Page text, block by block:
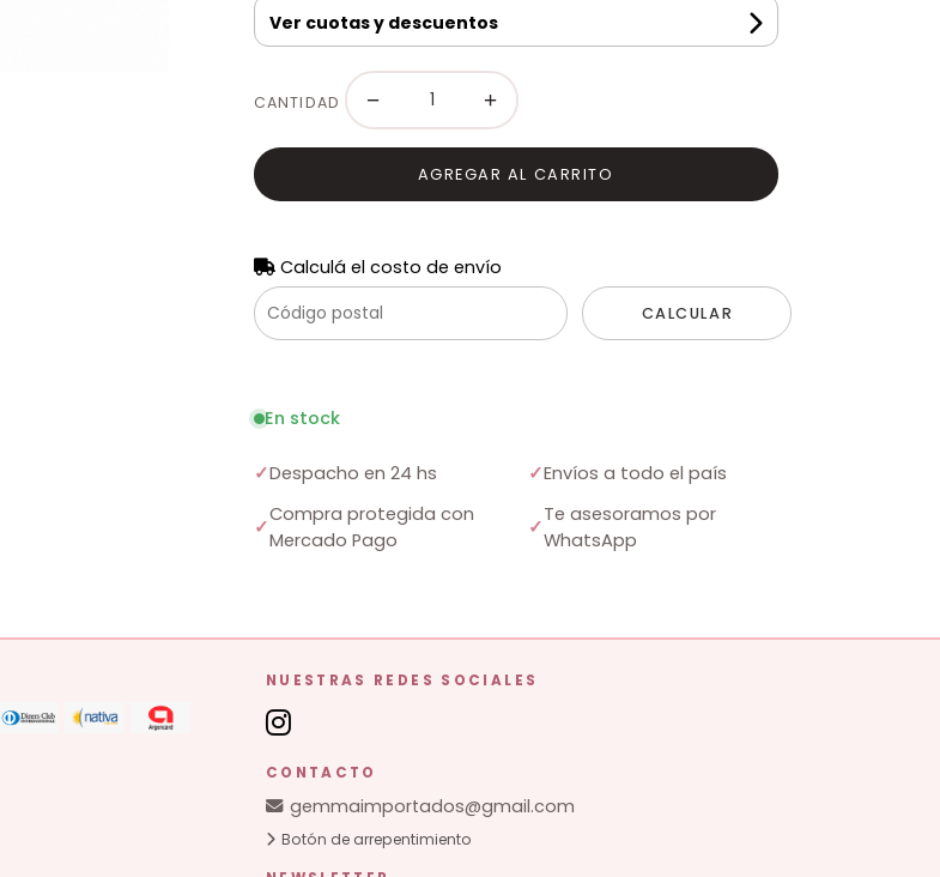
Ver cuotas y descuentos
CANTIDAD − +
AGREGAR AL CARRITO
Calculá el costo de envío
CALCULAR
En stock
✓Despacho en 24 hs ✓Envíos a todo el país
✓
Compra protegida con
Mercado Pago
✓
Te asesoramos por
WhatsApp
NUESTRAS REDES SOCIALES
CONTACTO
gemmaimportados@gmail.com
Botón de arrepentimiento